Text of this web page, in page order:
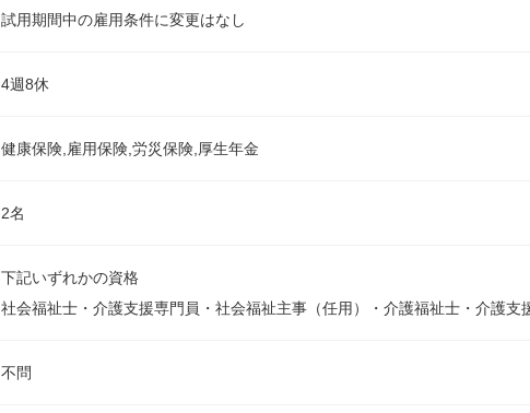
試用期間中の雇用条件に変更はなし
4週8休
健康保険,雇用保険,労災保険,厚生年金
2名
下記いずれかの資格
社会福祉士・介護支援専門員・社会福祉主事（任用）・介護福祉士・介護支
不問